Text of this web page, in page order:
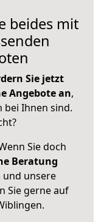
beides mit
Sie jetzt
Angebote an,
bei Ihnen sind.
Sie doch
Beratung
und unsere
Sie gerne auf